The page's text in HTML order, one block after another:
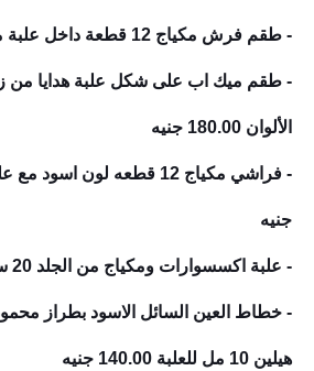
- طقم فرش مكياج 12 قطعة داخل علبة معدنية
- طقم ميك اب على شكل علبة هدايا من زد
الألوان 180.00 جنيه
- فراشي مكياج 12 قطعه لون اسود مع علبه معدنيه انيقه
جنيه
- علبة اكسسوارات ومكياج من الجلد 20 سم
- خطاط العين السائل الاسود بطراز
هيلين 10 مل للعلبة 140.00 جنيه